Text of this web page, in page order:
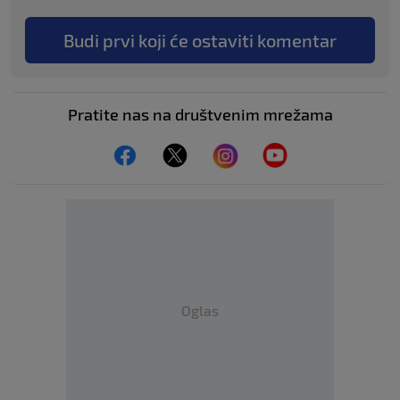
Budi prvi koji će ostaviti komentar
Pratite nas na društvenim mrežama
Oglas